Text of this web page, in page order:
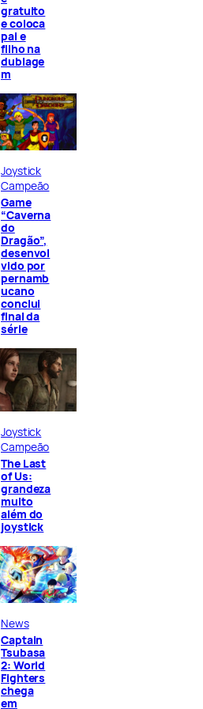
gratuito
e coloca
pai e
filho na
dublage
m
Joystick
Campeão
Game
“Caverna
do
Dragão”,
desenvol
vido por
pernamb
ucano
conclui
final da
série
Joystick
Campeão
The Last
of Us:
grandeza
muito
além do
joystick
News
Captain
Tsubasa
2: World
Fighters
chega
em